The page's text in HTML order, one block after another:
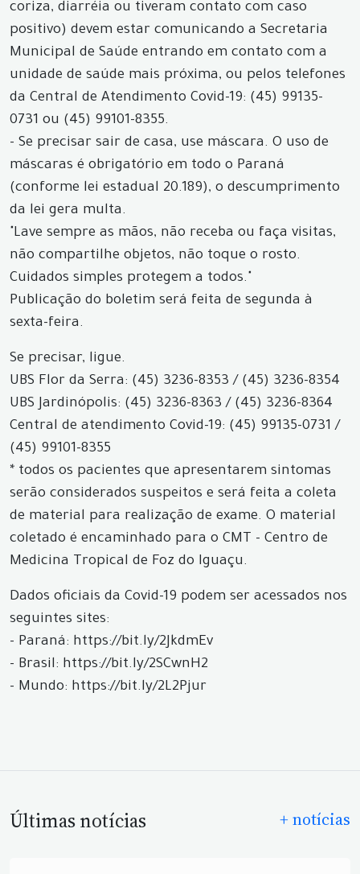
coriza, diarréia ou tiveram contato com caso
positivo) devem estar comunicando a Secretaria
Municipal de Saúde entrando em contato com a
unidade de saúde mais próxima, ou pelos telefones
da Central de Atendimento Covid-19: (45) 99135-
0731 ou (45) 99101-8355.
- Se precisar sair de casa, use máscara. O uso de
máscaras é obrigatório em todo o Paraná
(conforme lei estadual 20.189), o descumprimento
da lei gera multa.
"Lave sempre as mãos, não receba ou faça visitas,
não compartilhe objetos, não toque o rosto.
Cuidados simples protegem a todos."
Publicação do boletim será feita de segunda à
sexta-feira.
Se precisar, ligue.
UBS Flor da Serra: (45) 3236-8353 / (45) 3236-8354
UBS Jardinópolis: (45) 3236-8363 / (45) 3236-8364
Central de atendimento Covid-19: (45) 99135-0731 /
(45) 99101-8355
* todos os pacientes que apresentarem sintomas
serão considerados suspeitos e será feita a coleta
de material para realização de exame. O material
coletado é encaminhado para o CMT - Centro de
Medicina Tropical de Foz do Iguaçu.
Dados oficiais da Covid-19 podem ser acessados nos
seguintes sites:
- Paraná: https://bit.ly/2JkdmEv
- Brasil: https://bit.ly/2SCwnH2
- Mundo: https://bit.ly/2L2Pjur
Últimas notícias + notícias